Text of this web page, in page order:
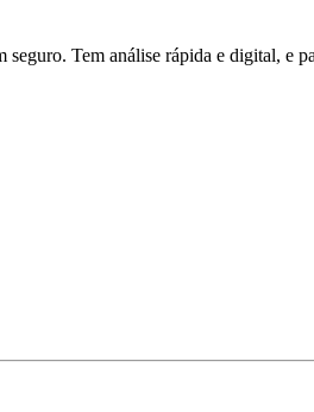
Tem análise rápida e digital, e